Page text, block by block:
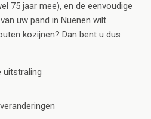
75 jaar mee), en de eenvoudige
uw pand in Nuenen wilt
kozijnen? Dan bent u dus
uitstraling